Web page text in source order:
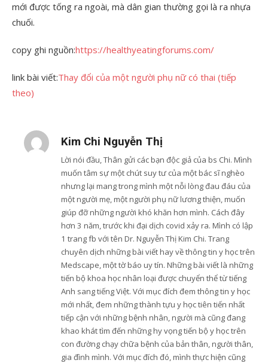
mới được tống ra ngoài, mà dân gian thường gọi là ra nhựa
chuối.
copy ghi nguồn:https://healthyeatingforums.com/
link bài viết:Thay đổi của một người phụ nữ có thai (tiếp
theo)
Kim Chi Nguyễn Thị
Lời nói đầu, Thân gửi các bạn độc giả của bs Chi. Mình
muốn tâm sự một chút suy tư của một bác sĩ nghèo
nhưng lại mang trong mình một nỗi lòng đau đáu của
một người mẹ, một người phụ nữ lương thiện, muốn
giúp đỡ những người khó khăn hơn mình. Cách đây
hơn 3 năm, trước khi đại dịch covid xảy ra. Mình có lập
1 trang fb với tên Dr. Nguyễn Thị Kim Chi. Trang
chuyên dịch những bài viết hay về thông tin y học trên
Medscape, một tờ báo uy tín. Những bài viết là những
tiến bộ khoa học nhân loại được chuyển thể từ tiếng
Anh sang tiếng Việt. Với mục đích đem thông tin y học
mới nhất, đem những thành tựu y học tiên tiến nhất
tiếp cận với những bệnh nhân, người mà cũng đang
khao khát tìm đến những hy vọng tiến bộ y học trên
con đường chạy chữa bệnh của bản thân, người thân,
gia đình mình. Với mục đích đó, mình thực hiện cũng